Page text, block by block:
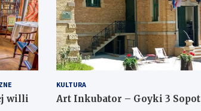
willi
KULTURA
Art Inkubator – Goyki 3 Sopot